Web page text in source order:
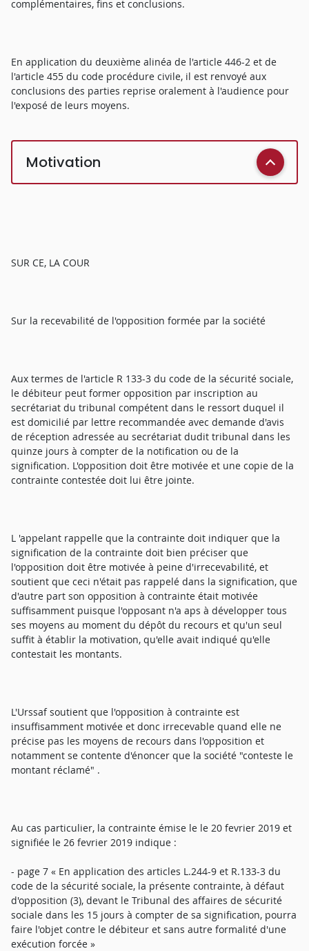
complémentaires, fins et conclusions.
En application du deuxième alinéa de l'article 446-2 et de
l'article 455 du code procédure civile, il est renvoyé aux
conclusions des parties reprise oralement à l'audience pour
l'exposé de leurs moyens.
Motivation
SUR CE, LA COUR
Sur la recevabilité de l'opposition formée par la société
Aux termes de l'article R 133-3 du code de la sécurité sociale,
le débiteur peut former opposition par inscription au
secrétariat du tribunal compétent dans le ressort duquel il
est domicilié par lettre recommandée avec demande d'avis
de réception adressée au secrétariat dudit tribunal dans les
quinze jours à compter de la notification ou de la
signification. L'opposition doit être motivée et une copie de la
contrainte contestée doit lui être jointe.
L 'appelant rappelle que la contrainte doit indiquer que la
signification de la contrainte doit bien préciser que
l'opposition doit être motivée à peine d'irrecevabilité, et
soutient que ceci n'était pas rappelé dans la signification, que
d'autre part son opposition à contrainte était motivée
suffisamment puisque l'opposant n'a aps à développer tous
ses moyens au moment du dépôt du recours et qu'un seul
suffit à établir la motivation, qu'elle avait indiqué qu'elle
contestait les montants.
L'Urssaf soutient que l'opposition à contrainte est
insuffisamment motivée et donc irrecevable quand elle ne
précise pas les moyens de recours dans l'opposition et
notamment se contente d'énoncer que la société "conteste le
montant réclamé" .
Au cas particulier, la contrainte émise le le 20 fevrier 2019 et
signifiée le 26 fevrier 2019 indique :
- page 7 « En application des articles L.244-9 et R.133-3 du
code de la sécurité sociale, la présente contrainte, à défaut
d'opposition (3), devant le Tribunal des affaires de sécurité
sociale dans les 15 jours à compter de sa signification, pourra
faire l'objet contre le débiteur et sans autre formalité d'une
exécution forcée »